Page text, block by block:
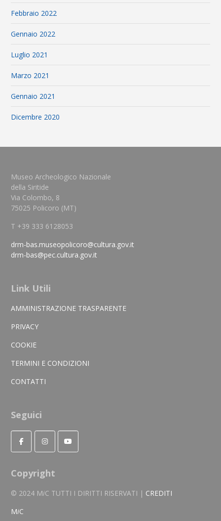
Febbraio 2022
Gennaio 2022
Luglio 2021
Marzo 2021
Gennaio 2021
Dicembre 2020
Museo Archeologico Nazionale
della Siritide
Via Colombo, 8
75025 Policoro (MT)
T +39 333 6128053
drm-bas.museopolicoro@cultura.gov.it
drm-bas@pec.cultura.gov.it
Link Utili
AMMINISTRAZIONE TRASPARENTE
PRIVACY
COOKIE
TERMINI E CONDIZIONI
CONTATTI
Seguici
Copyright
© 2024 MiC TUTTI I DIRITTI RISERVATI | CREDITI
MiC